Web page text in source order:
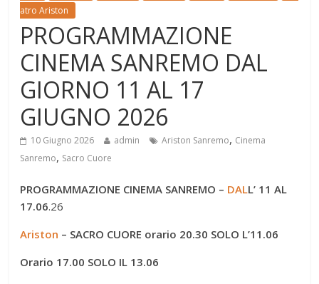
atro Ariston
PROGRAMMAZIONE
CINEMA SANREMO DAL
GIORNO 11 AL 17
GIUGNO 2026
10 Giugno 2026 admin Ariston Sanremo, Cinema
Sanremo, Sacro Cuore
PROGRAMMAZIONE CINEMA SANREMO – DALL’ 11 AL
17.06.26
Ariston – SACRO CUORE orario 20.30 SOLO L’11.06
Orario 17.00 SOLO IL 13.06